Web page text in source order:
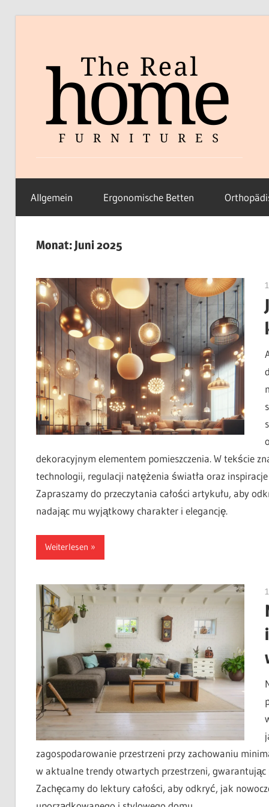
Allgemein Ergonomische Betten
Monat:Juni 2025
dekoracyjnym elementem pomieszczenia. W tekście
technologii, regulacji natężenia światła oraz
Zapraszamy do przeczytania całości artykułu, aby
nadając mu wyjątkowy charakter i elegancję.
Weiterlesen
zagospodarowanie przestrzeni przy zachowaniu
w aktualne trendy otwartych przestrzeni, gwarantując
Zachęcamy do lektury całości, aby odkryć, jak